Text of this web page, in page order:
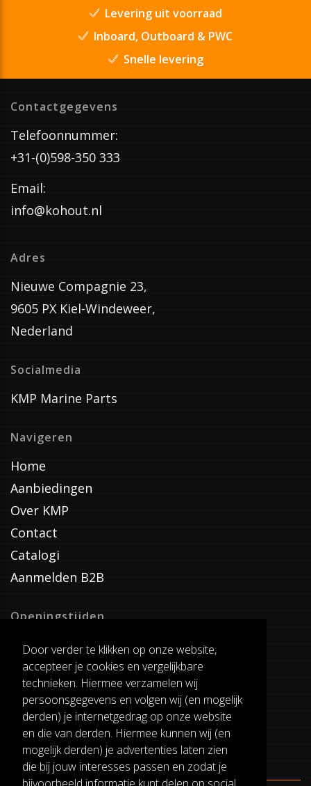
Door verder te klikken op onze website,
accepteer je cookies en vergelijkbare
technieken. Hiermee verzamelen wij
persoonsgegevens en volgen wij (en mogelijk
derden) je internetgedrag op onze website
en die van derden. Hiermee kunnen wij (en
mogelijk derden) je advertenties laten zien
die bij jouw interesses passen en zodat je
Levering uit voorraad
Inboard, Outboard & PWC
Snelle levering
Contactgegevens
Telefoonnummer:
+31-(0)598-350 333
Email:
info@kohout.nl
Adres
Nieuwe Compagnie 23,
9605 PX Kiel-Windeweer,
Nederland
Socialmedia
KMP Marine Parts
Navigeren
Home
Aanbiedingen
Over KMP
Contact
Catalogi
Aanmelden B2B
Openingstijden
Dinsdag T/M Zaterdag
van 8:00-17:00
Verzenddagen
Dinsdag T/M Vrijdag
Pauze
12:30-13:00